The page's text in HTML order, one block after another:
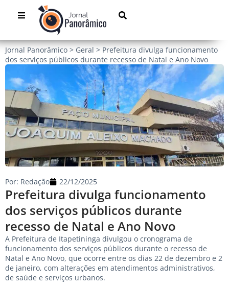
Jornal Panorâmico > Geral > Prefeitura divulga funcionamento
dos serviços públicos durante recesso de Natal e Ano Novo
Prefeitura divulga funcionamento
dos serviços públicos durante
recesso de Natal e Ano Novo
Por: Redação 22/12/2025
A Prefeitura de Itapetininga divulgou o cronograma de
funcionamento dos serviços públicos durante o recesso de
Natal e Ano Novo, que ocorre entre os dias 22 de dezembro e 2
de janeiro, com alterações em atendimentos administrativos,
de saúde e serviços urbanos.